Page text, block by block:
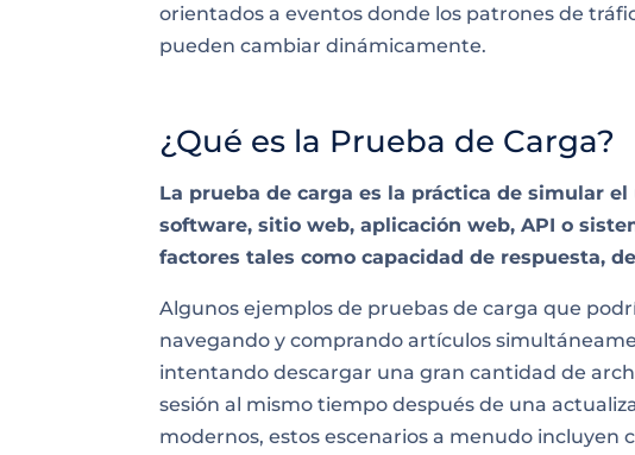
orientados a eventos donde los patrones de
pueden cambiar dinámicamente.
¿Qué es la Prueba de Carga?
La prueba de carga es la práctica de simular
software, sitio web, aplicación web, API o
factores tales como capacidad de respuesta,
Algunos ejemplos de pruebas de carga que
navegando y comprando artículos
intentando descargar una gran cantidad de
sesión al mismo tiempo después de una
modernos, estos escenarios a menudo incluyen